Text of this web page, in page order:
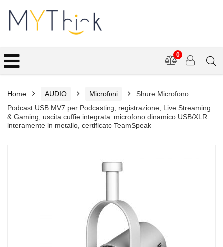
0
Home AUDIO Microfoni
Shure Microfono
Podcast USB MV7 per Podcasting, registrazione, Live Streaming
& Gaming, uscita cuffie integrata, microfono dinamico USB/XLR
interamente in metallo, certificato TeamSpeak